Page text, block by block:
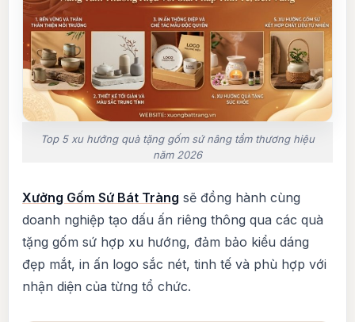
Top 5 xu hướng quà tặng gốm sứ nâng tầm thương hiệu
năm 2026
Xưởng Gốm Sứ Bát Tràng sẽ đồng hành cùng
doanh nghiệp tạo dấu ấn riêng thông qua các quà
tặng gốm sứ hợp xu hướng, đảm bảo kiểu dáng
đẹp mắt, in ấn logo sắc nét, tinh tế và phù hợp với
nhận diện của từng tổ chức.